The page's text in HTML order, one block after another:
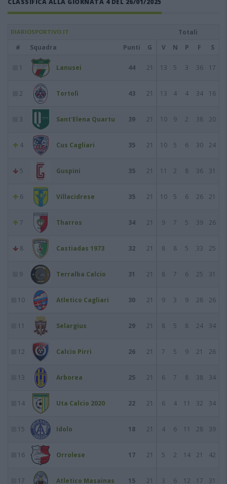
CLASSIFICA ALLA GIORNATA 4 DEL 26/01/2025
DIARIOSPORTIVO.IT
Totali
#
Squadra Punti G V N P F S
1 Lanusei 44 21 13 5 3 36 17
2 Tortolì 43 21 13 4 4 34 16
3 Sant'Elena Quartu 39 21 10 9 2 38 20
4 Cus Cagliari 35 21 10 5 6 30 24
5 Guspini 35 21 11 2 8 36 31
6 Villacidrese 35 21 10 5 6 26 21
7 Tharros 34 21 9 7 5 39 26
8 Castiadas 1973 32 21 8 8 5 33 25
9 Terralba Calcio 31 21 8 7 6 25 31
10 Atletico Cagliari 30 21 9 3 9 28 26
11 Selargius 29 21 8 5 8 24 34
12 Calcio Pirri 26 21 7 5 9 21 26
13 Arborea 25 21 6 7 8 38 34
14 Uta Calcio 2020 22 21 6 4 11 32 34
15 Idolo 18 21 4 6 11 28 39
16 Orrolese 17 21 5 2 14 21 42
17 Atletico Masainas 15 21 3 6 12 17 31